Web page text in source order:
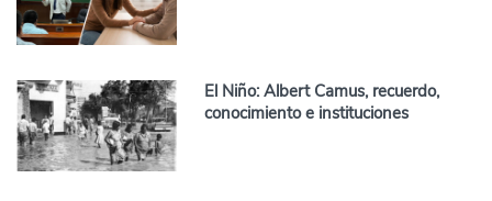
El Niño: Albert Camus, recuerdo,
conocimiento e instituciones